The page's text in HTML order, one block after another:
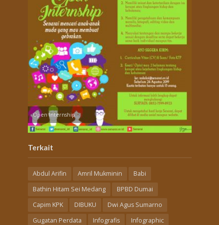
Open Internship
Terkait
Abdul Arifin Amril Mukminin
Babi
Bathin Hitam Sei Medang
BPBD Dumai
Capim KPK
DIBUKU
Dwi Agus Sumarno
Gugatan Perdata
Infografis
Infographic